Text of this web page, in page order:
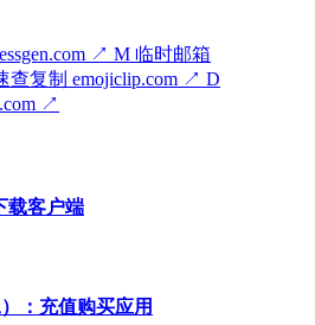
↗ M 临时邮箱
查复制 emojiclip.com ↗ D
↗
载客户端
：充值购买应用